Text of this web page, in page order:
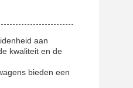
aan
kwaliteit en de
bieden een